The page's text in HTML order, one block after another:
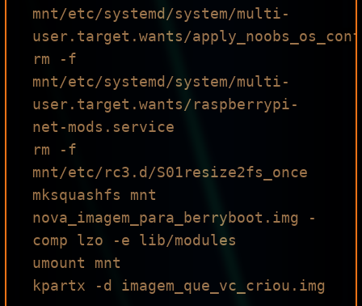
mnt/etc/systemd/system/multi-
user.target.wants/
rm -f
mnt/etc/systemd/system/multi-
user.target.wants/raspberrypi-
net-mods.service
rm -f
mnt/etc/rc3.d/S01resize2fs_once
mksquashfs mnt
nova_imagem_para_berryboot.img -
comp lzo -e lib/modules
umount mnt